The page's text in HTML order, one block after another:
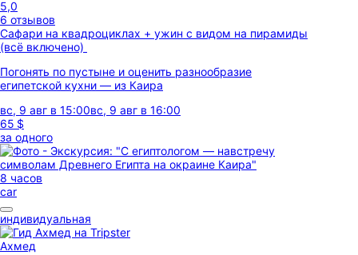
5,0
6 отзывов
Сафари на квадроциклах + ужин с видом на пирамиды
(всё включено)
Погонять по пустыне и оценить разнообразие
египетской кухни — из Каира
вс, 9 авг в 15:00вс, 9 авг в 16:00
65 $
за одного
8 часов
car
индивидуальная
Ахмед